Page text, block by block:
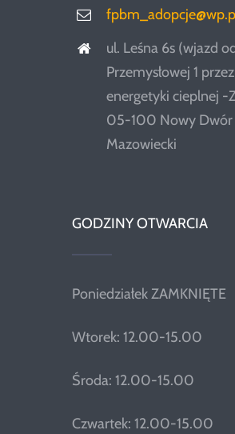
ul. Leśna 6s (wjazd
Przemysłowej 1
energetyki cieplnej -
05-100 Nowy Dwór
Mazowiecki
GODZINY OTWARCIA
Poniedziałek ZAMKNIĘTE
Wtorek: 12.00-15.00
Środa: 12.00-15.00
Czwartek: 12.00-15.00